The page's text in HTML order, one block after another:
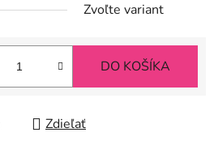
Zvoľte variant
DO KOŠÍKA
Zdieľať